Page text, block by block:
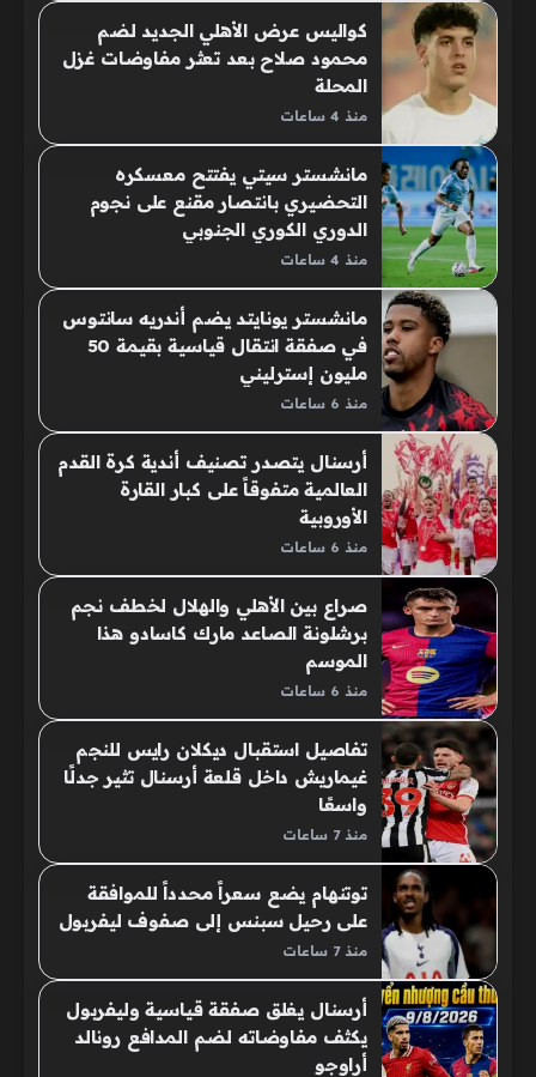
كواليس عرض الأهلي الجديد لضم
محمود صلاح بعد تعثر مفاوضات غزل
المحلة
منذ 4 ساعات
مانشستر سيتي يفتتح معسكره
التحضيري بانتصار مقنع على نجوم
الدوري الكوري الجنوبي
منذ 4 ساعات
مانشستر يونايتد يضم أندريه سانتوس
في صفقة انتقال قياسية بقيمة 50
مليون إسترليني
منذ 6 ساعات
أرسنال يتصدر تصنيف أندية كرة القدم
العالمية متفوقاً على كبار القارة
الأوروبية
منذ 6 ساعات
صراع بين الأهلي والهلال لخطف نجم
برشلونة الصاعد مارك كاسادو هذا
الموسم
منذ 6 ساعات
تفاصيل استقبال ديكلان رايس للنجم
غيماريش داخل قلعة أرسنال تثير جدلًا
واسعًا
منذ 7 ساعات
توتنهام يضع سعراً محدداً للموافقة
على رحيل سبنس إلى صفوف ليفربول
منذ 7 ساعات
أرسنال يغلق صفقة قياسية وليفربول
يكثف مفاوضاته لضم المدافع رونالد
أراوجو